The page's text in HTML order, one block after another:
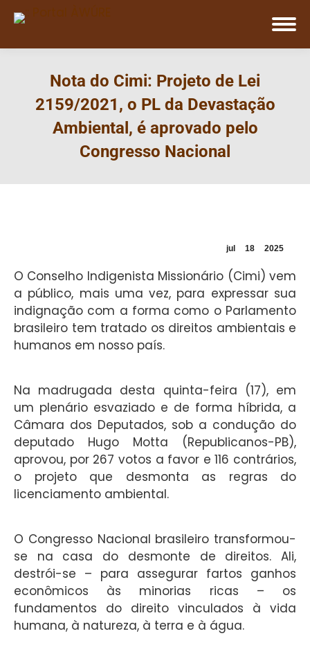
Nota do Cimi: Projeto de Lei
2159/2021, o PL da Devastação
Ambiental, é aprovado pelo
Congresso Nacional
jul 18 2025
O Conselho Indigenista Missionário (Cimi) vem
a público, mais uma vez, para expressar sua
indignação com a forma como o Parlamento
brasileiro tem tratado os direitos ambientais e
humanos em nosso país.
Na madrugada desta quinta-feira (17), em
um plenário esvaziado e de forma híbrida, a
Câmara dos Deputados, sob a condução do
deputado Hugo Motta (Republicanos-PB),
aprovou, por 267 votos a favor e 116 contrários,
o projeto que desmonta as regras do
licenciamento ambiental.
O Congresso Nacional brasileiro transformou-
se na casa do desmonte de direitos. Ali,
destrói-se – para assegurar fartos ganhos
econômicos às minorias ricas – os
fundamentos do direito vinculados à vida
humana, à natureza, à terra e à água.